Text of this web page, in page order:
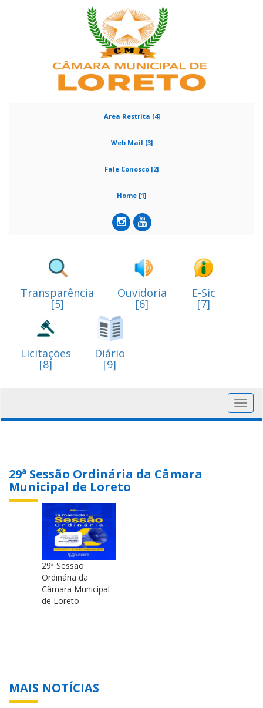
Área Restrita [4]
Web Mail [3]
Fale Conosco [2]
Home [1]
Transparência
[5]
Ouvidoria
[6]
E-Sic
[7]
Licitações
[8]
Diário
[9]
29ª Sessão Ordinária da Câmara
Municipal de Loreto
29ª Sessão
Ordinária da
Câmara Municipal
de Loreto
MAIS NOTÍCIAS